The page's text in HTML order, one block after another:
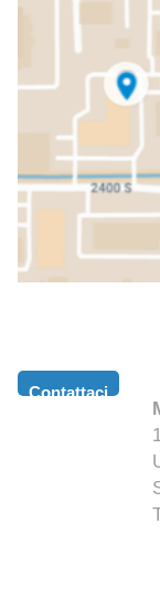
Contattaci